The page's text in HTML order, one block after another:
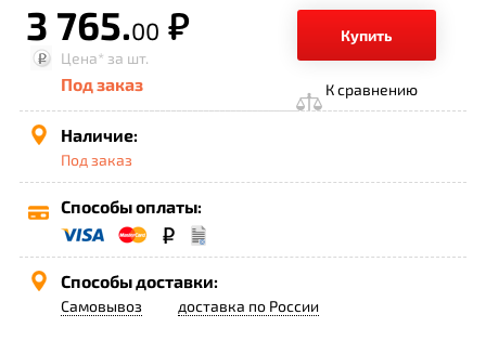
3 765.00 р.
Купить
Цена* за шт.
Под заказ К сравнению
Наличие:
Под заказ
Способы оплаты:
Способы доставки:
Самовывоз доставка по России